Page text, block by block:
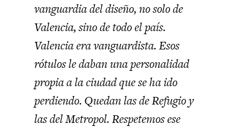
vanguardia del diseño, no solo de
Valencia, sino de todo el país.
Valencia era vanguardista. Esos
rótulos le daban una personalidad
propia a la ciudad que se ha ido
perdiendo. Quedan las de Refugio y
las del Metropol. Respetemos ese